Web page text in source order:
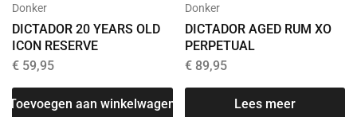
Donker
DICTADOR 20 YEARS OLD
ICON RESERVE
€ 59,95
Toevoegen aan winkelwagen
Donker
DICTADOR AGED RUM XO
PERPETUAL
€89,95
Lees meer